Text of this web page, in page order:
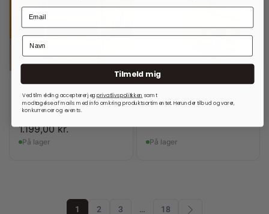
Project 37 Black Projekttaske
1.199,00kr.
På lager
Project 21 Walnut/Canvas
På lager
1 2 3 … 18
Tilmeld mig
Ved tilmelding accepterer jegprivatlivspolitkken samt
modtagelse af mails med info omkring produktsortimentet. Herunder tilbud og varer,
konkurrencer og events.